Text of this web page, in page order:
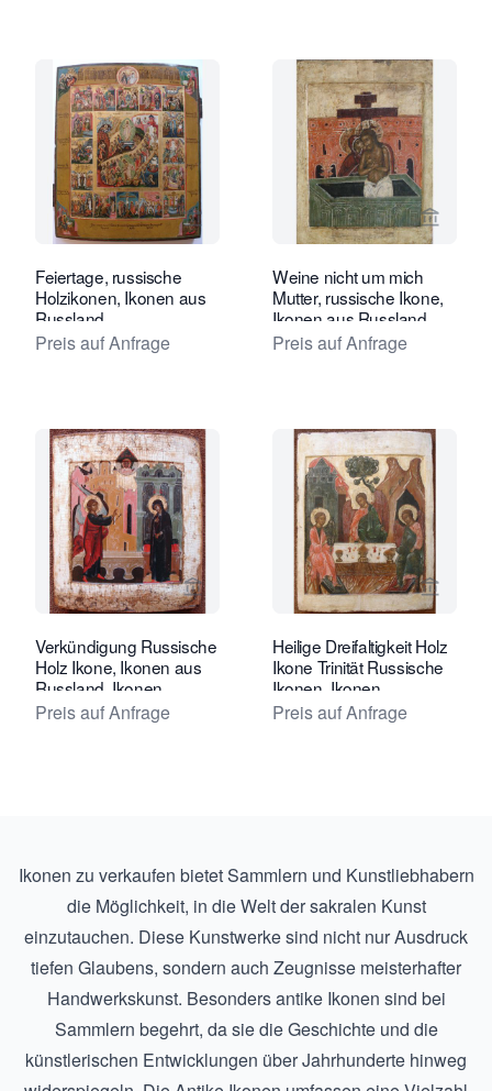
Verkaeuferseite von Tóth Ikonen
Feiertage, russische
Holzikonen, Ikonen aus
Russland
Preis auf Anfrage
Weine nicht um mich
Mutter, russische Ikone,
Ikonen aus Russland,
Ikonen
Preis auf Anfrage
Verkaeuferseite von Tóth Ikonen
Verkündigung Russische
Holz Ikone, Ikonen aus
Russland, Ikonen
Preis auf Anfrage
Heilige Dreifaltigkeit Holz
Ikone Trinität Russische
Ikonen, Ikonen
Preis auf Anfrage
Ikonen zu verkaufen bietet Sammlern und Kunstliebhabern
die Möglichkeit, in die Welt der sakralen Kunst
einzutauchen. Diese Kunstwerke sind nicht nur Ausdruck
tiefen Glaubens, sondern auch Zeugnisse meisterhafter
Handwerkskunst. Besonders antike Ikonen sind bei
Sammlern begehrt, da sie die Geschichte und die
künstlerischen Entwicklungen über Jahrhunderte hinweg